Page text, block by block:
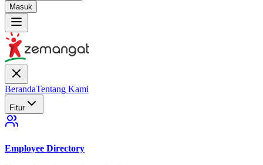
Masuk
BerandaTentang Kami
Fitur
Employee Directory